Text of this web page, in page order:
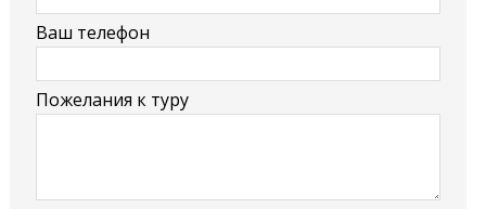
Ваш телефон
Пожелания к туру